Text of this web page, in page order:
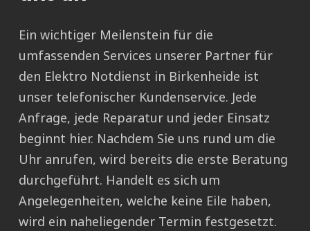
Ein wichtiger Meilenstein für die
umfassenden Services unserer Partner für
den Elektro Notdienst in Birkenheide ist
unser telefonischer Kundenservice. Jede
Anfrage, jede Reparatur und jeder Einsatz
beginnt hier. Nachdem Sie uns rund um die
Uhr anrufen, wird bereits die erste Beratung
durchgeführt. Handelt es sich um
Angelegenheiten, welche keine Eile haben,
wird ein naheliegender Termin festgesetzt.